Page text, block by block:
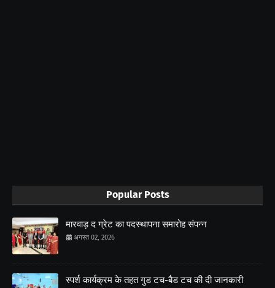
Popular Posts
मारवाड़ द ग्रेट का पदस्थापना समारोह संपन्न
अगस्त 02, 2026
स्पर्श कार्यक्रम के तहत गुड टच-बैड टच की दी जानकारी